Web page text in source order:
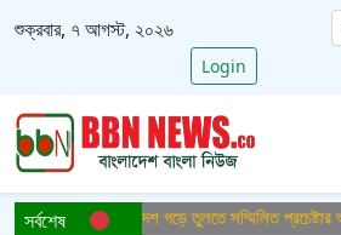
শুক্রবার, ৭ আগস্ট, ২০২৬
Login
সর্বশেষবাংলাদেশ গড়ে তুলতে সম্মিলিত প্রচেষ্টার আহ্বান